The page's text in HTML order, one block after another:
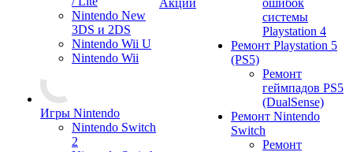
Nintendo New
3DS и 2DS
Nintendo Wii U
Nintendo Wii
Игры Nintendo
Nintendo Switch
2
Акции
ошибок
системы
Playstation 4
Ремонт Playstation 5
(PS5)
Ремонт
геймпадов PS5
(DualSense)
Ремонт Nintendo
Switch
Ремонт